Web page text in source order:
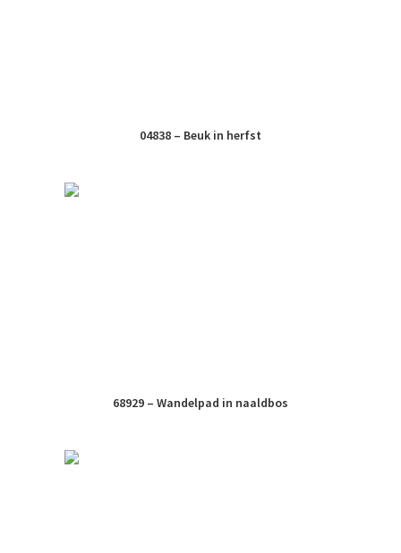
04838 – Beuk in herfst
68929 – Wandelpad in naaldbos